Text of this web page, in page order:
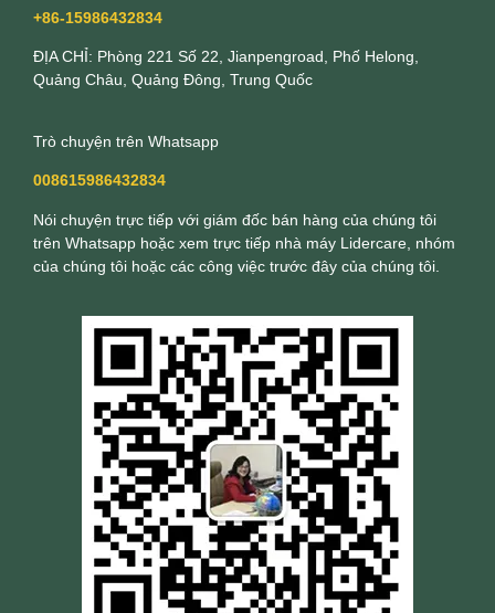
+86-15986432834
ĐỊA CHỈ: Phòng 221 Số 22, Jianpengroad, Phố Helong,
Quảng Châu, Quảng Đông, Trung Quốc
Trò chuyện trên Whatsapp
008615986432834
Nói chuyện trực tiếp với giám đốc bán hàng của chúng tôi
trên Whatsapp hoặc xem trực tiếp nhà máy Lidercare, nhóm
của chúng tôi hoặc các công việc trước đây của chúng tôi.